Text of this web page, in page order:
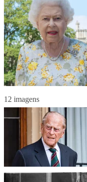
12 imagens